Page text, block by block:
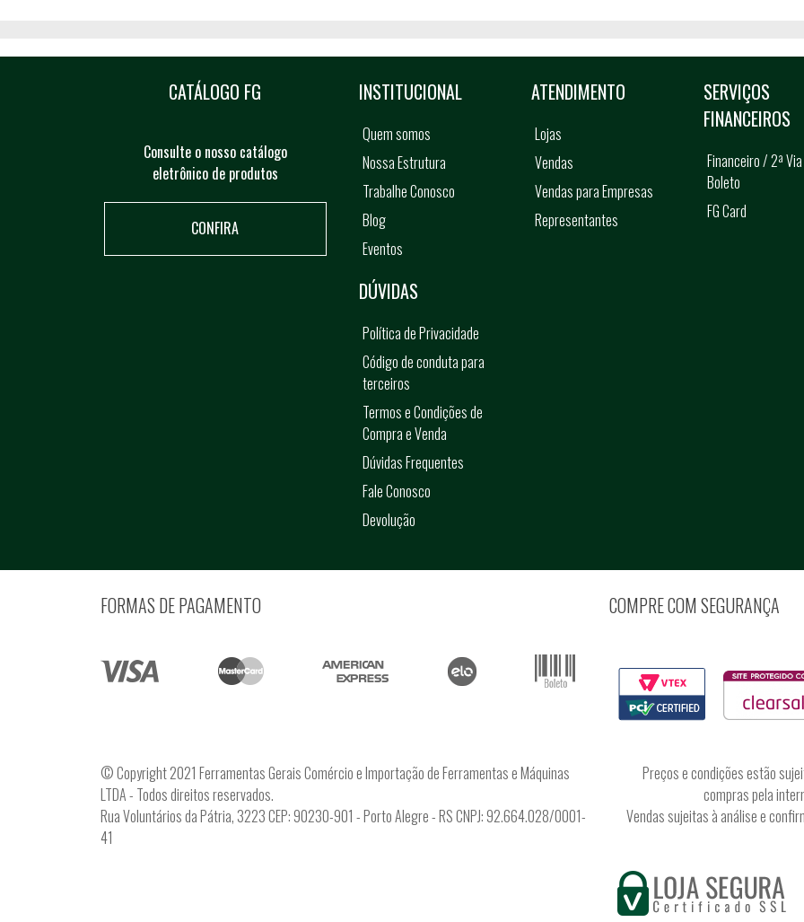
CATÁLOGO FG
Consulte o nosso catálogo
eletrônico de produtos
CONFIRA
INSTITUCIONAL
Quem somos
Nossa Estrutura
Trabalhe Conosco
Blog
Eventos
ATENDIMENTO
Lojas
Vendas
Vendas para Empresas
Representantes
SERVIÇOS
FINANCEIROS
Financeiro / 2ª
Boleto
FG Card
DÚVIDAS
Política de Privacidade
Código de conduta para
terceiros
Termos e Condições de
Compra e Venda
Dúvidas Frequentes
Fale Conosco
Devolução
FORMAS DE PAGAMENTO COMPRE COM SEGURANÇA
© Copyright 2021 Ferramentas Gerais Comércio e Importação de Ferramentas e Máquinas
LTDA - Todos direitos reservados.
Rua Voluntários da Pátria, 3223 CEP: 90230-901 - Porto Alegre - RS CNPJ: 92.664.028/0001-
41
Preços e condições estão
compras pela
Vendas sujeitas à análise e